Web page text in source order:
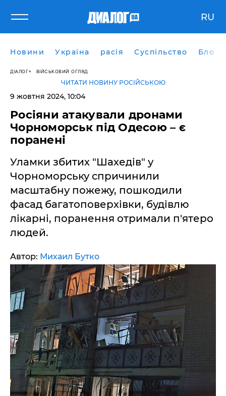
RU
Новини Україна расія Суспільство Блоги
ДІАЛОГ ВІЙСЬКОВИЙ ОГЛЯД
ЧИТАТИ НОВИНУ РОСІЙСЬКОЮ
9 жовтня 2024, 10:04
Росіяни атакували дронами
Чорноморськ під Одесою – є
поранені
Уламки збитих "Шахедів" у
Чорноморську спричинили
масштабну пожежу, пошкодили
фасад багатоповерхівки, будівлю
лікарні, поранення отримали п'ятеро
людей.
Автор: Михаил Бутко